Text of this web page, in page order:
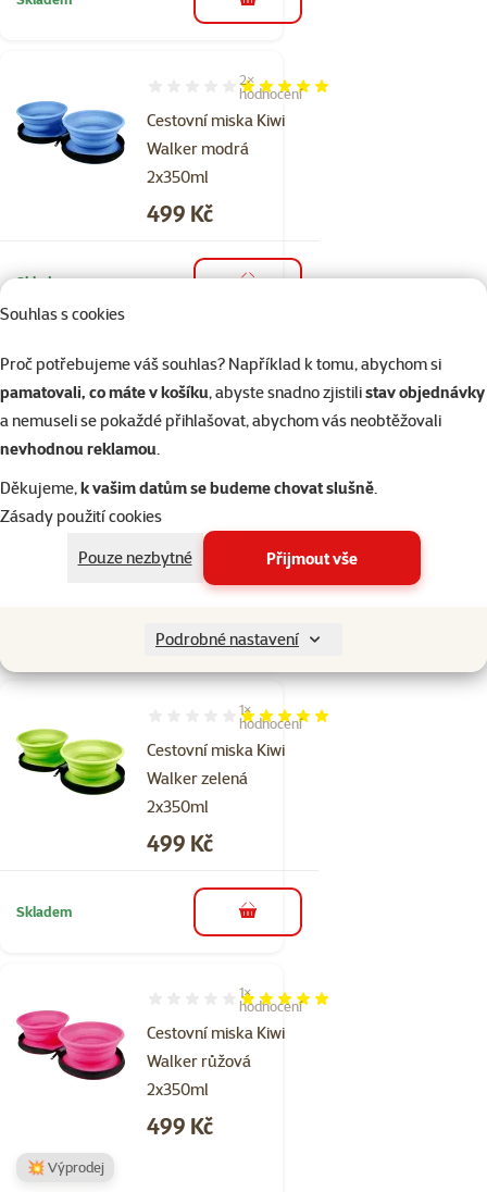
Souhlas s cookies
Proč potřebujeme váš souhlas? Například k tomu, abychom si
pamatovali, co máte v košíku, abyste snadno zjistilistav objednávky
a nemuseli se pokaždé přihlašovat, abychom vás neobtěžovali
nevhodnou reklamou.
Děkujeme,k vašim datům se budeme chovat slušně.
Zásady použití cookies
Pouze nezbytné
Přijmout vše
Podrobné nastavení
do košíku
Cestovní miska Kiwi
Walker modrá
2x350ml
Hodnocení 100%, počet hodnocení: 2
2×
hodnocení
Cena
499 Kč
Skladem
Cestovní miska
Kiwi Walker
oranžová
2x350ml
Hodnocení 0%
Cena
499 Kč
💥 Výprodej
do košíku
Cestovní miska Kiwi
Walker zelená
2x350ml
Hodnocení 100%, počet hodnocení: 1
1×
hodnocení
Cena
499 Kč
Skladem do košíku
Cestovní miska Kiwi
Walker růžová
2x350ml
Hodnocení 100%, počet hodnocení: 1
1×
hodnocení
Cena
499 Kč
💥 Výprodej